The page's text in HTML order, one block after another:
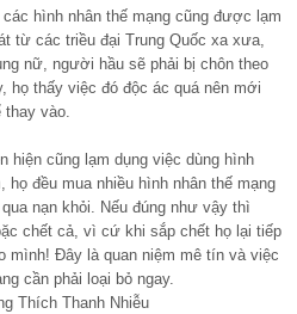
hình nhân thế mạng cũng được lạm
từ các triều đại Trung Quốc xa xưa,
nữ, người hầu sẽ phải bị chôn theo
họ thấy việc đó độc ác quá nên mới
thay vào.
hiện cũng lạm dụng việc dùng hình
họ đều mua nhiều hình nhân thế mạng
nạn khỏi. Nếu đúng như vậy thì
chết cả, vì cứ khi sắp chết họ lại tiếp
mình! Đây là quan niệm mê tín và việc
cần phải loại bỏ ngay.